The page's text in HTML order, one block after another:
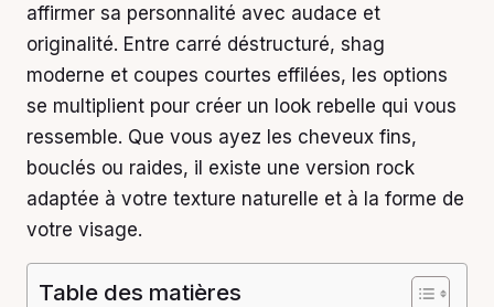
affirmer sa personnalité avec audace et
originalité. Entre carré déstructuré, shag
moderne et coupes courtes effilées, les options
se multiplient pour créer un look rebelle qui vous
ressemble. Que vous ayez les cheveux fins,
bouclés ou raides, il existe une version rock
adaptée à votre texture naturelle et à la forme de
votre visage.
Table des matières